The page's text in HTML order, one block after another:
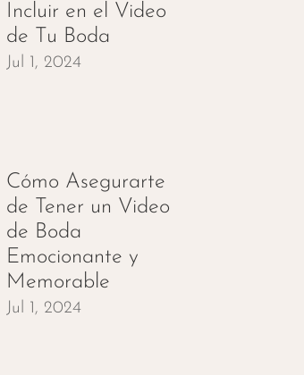
Incluir en el Video
de Tu Boda
Jul 1, 2024
Cómo Asegurarte
de Tener un Video
de Boda
Emocionante y
Memorable
Jul 1, 2024